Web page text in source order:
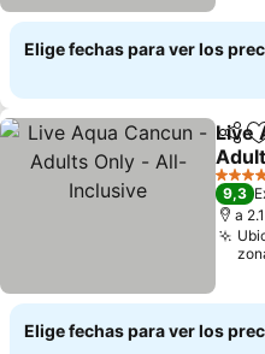
Elige fechas para ver los
Live
5
9,3
a
Elige fechas para ver los